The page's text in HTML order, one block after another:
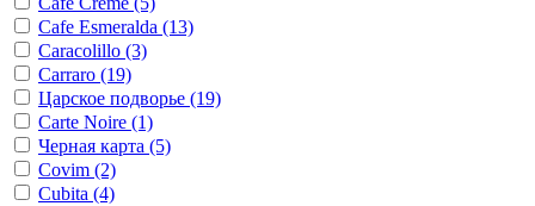
Cafe Esmeralda (13)
Caracolillo (3)
Carraro (19)
Царское подворье (19)
Carte Noire (1)
Черная карта (5)
Covim (2)
Cubita (4)